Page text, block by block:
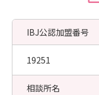
IBJ公認加盟番号
19251
相談所名